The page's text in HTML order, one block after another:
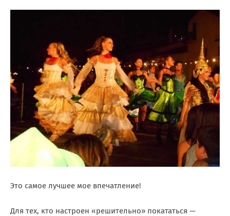
Это самое лучшее мое впечатление!
Для тех, кто настроен «решительно» покататься —